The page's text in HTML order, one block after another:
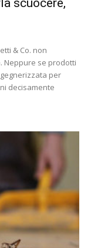
scuocere,
& Co. non
Neppure se prodotti
per
decisamente